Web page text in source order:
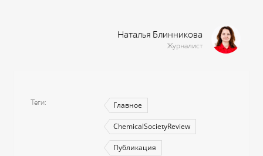
Наталья Блинникова
Журналист
Теги Главное
ChemicalSocietyReview
Публикация